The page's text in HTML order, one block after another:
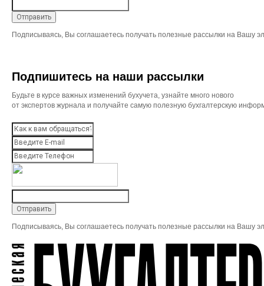
Подписываясь, Вы соглашаетесь получать полезные рассылки на Вашу
Подпишитесь на наши рассылки
Будьте в курсе важных изменений бухучета, узнайте много нового
от экспертов журнала и получайте самую полезную бухгалтерскую
Подписываясь, Вы соглашаетесь получать полезные рассылки на Вашу